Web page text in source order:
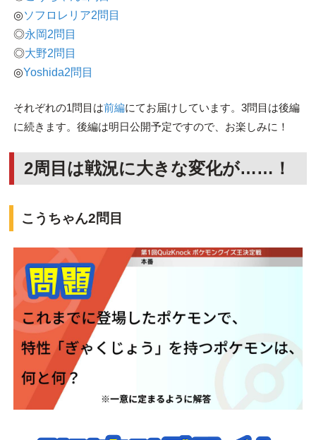
◎ソフロレリア2問目
◎永岡2問目
◎大野2問目
◎Yoshida2問目
それぞれの1問目は前編にてお届けしています。3問目は後編
に続きます。後編は明日公開予定ですので、お楽しみに！
2周目は戦況に大きな変化が……！
こうちゃん2問目